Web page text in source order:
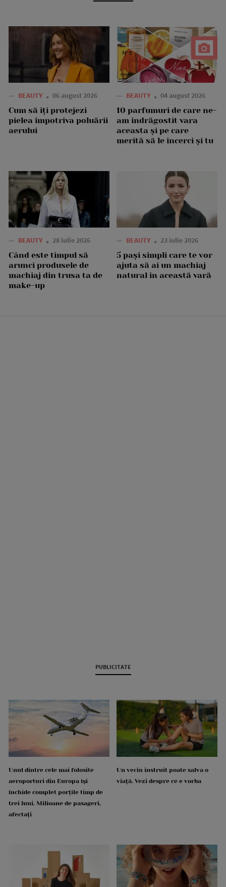
— BEAUTY 06 august 2026
Cum să îți protejezi
pielea împotriva poluării
aerului
— BEAUTY 04 august 2026
10 parfumuri de care ne-
am îndrăgostit vara
aceasta și pe care
merită să le încerci și tu
— BEAUTY 28 iulie 2026
Când este timpul să
arunci produsele de
machiaj din trusa ta de
make-up
— BEAUTY 23 iulie 2026
5 pași simpli care te vor
ajuta să ai un machiaj
natural în această vară
PUBLICITATE
Unul dintre cele mai folosite
aeroporturi din Europa își
închide complet porțile timp de
trei luni. Milioane de pasageri,
afectați
Un vecin instruit poate salva o
viață. Vezi despre ce e vorba